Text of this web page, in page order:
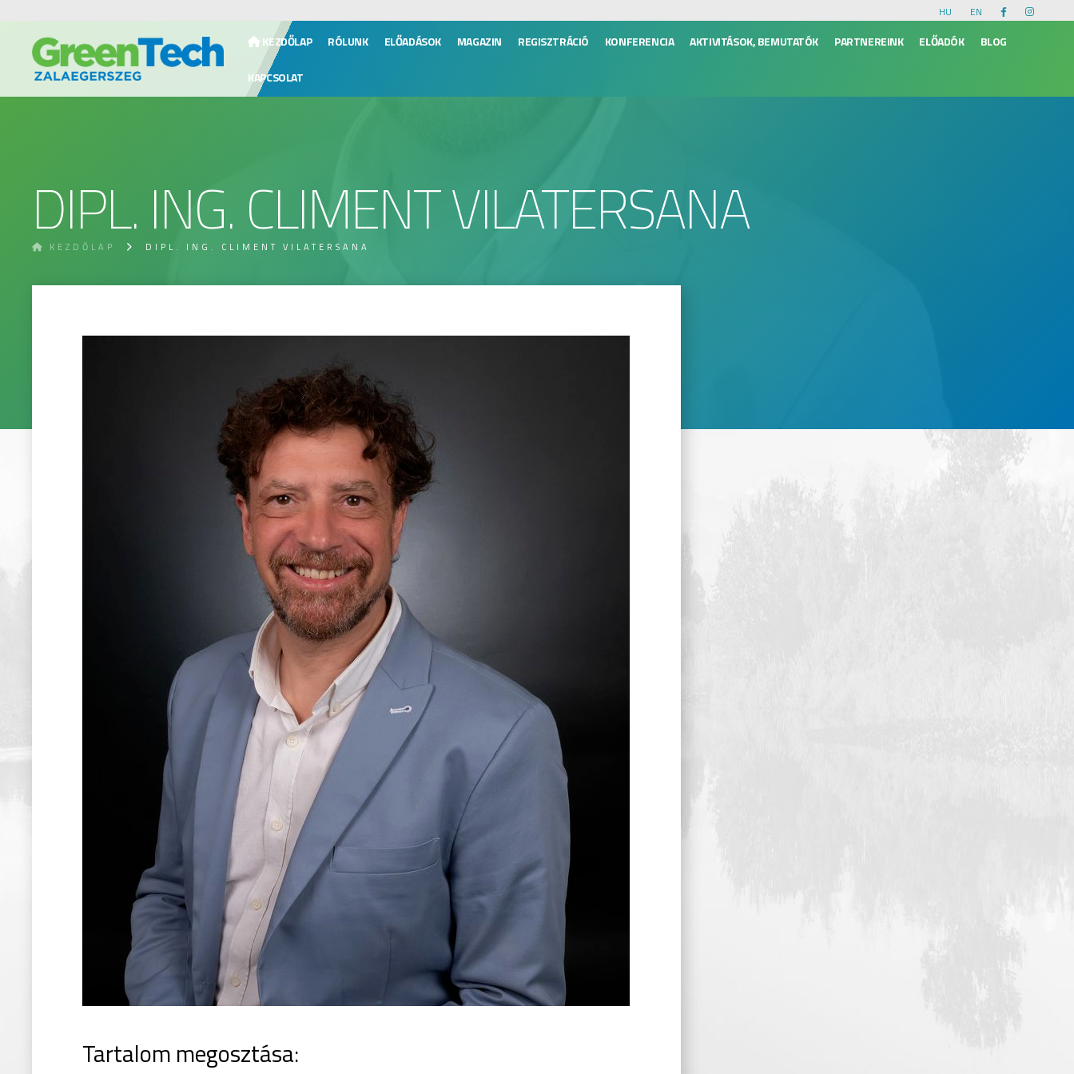
HU EN
KEZDŐLAP RÓLUNK ELŐADÁSOK MAGAZIN REGISZTRÁCIÓ KONFERENCIA AKTIVITÁSOK, BEMUTATÓK PARTNEREINK ELŐADÓK BLOG
KAPCSOLAT
DIPL. ING. CLIMENT VILATERSANA
KEZDŐLAP DIPL. ING. CLIMENT VILATERSANA
Tartalom megosztása: